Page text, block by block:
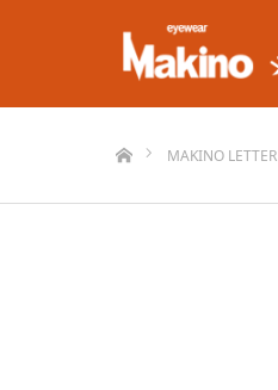
MAKINO LETTER